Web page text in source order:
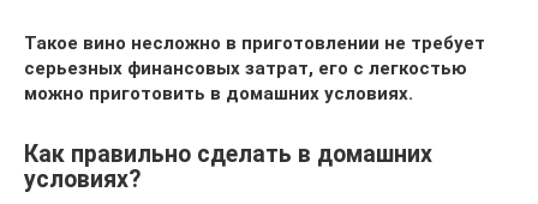
Такое вино несложно в приготовлении не требует
серьезных финансовых затрат, его с легкостью
можно приготовить в домашних условиях.
Как правильно сделать в домашних
условиях?